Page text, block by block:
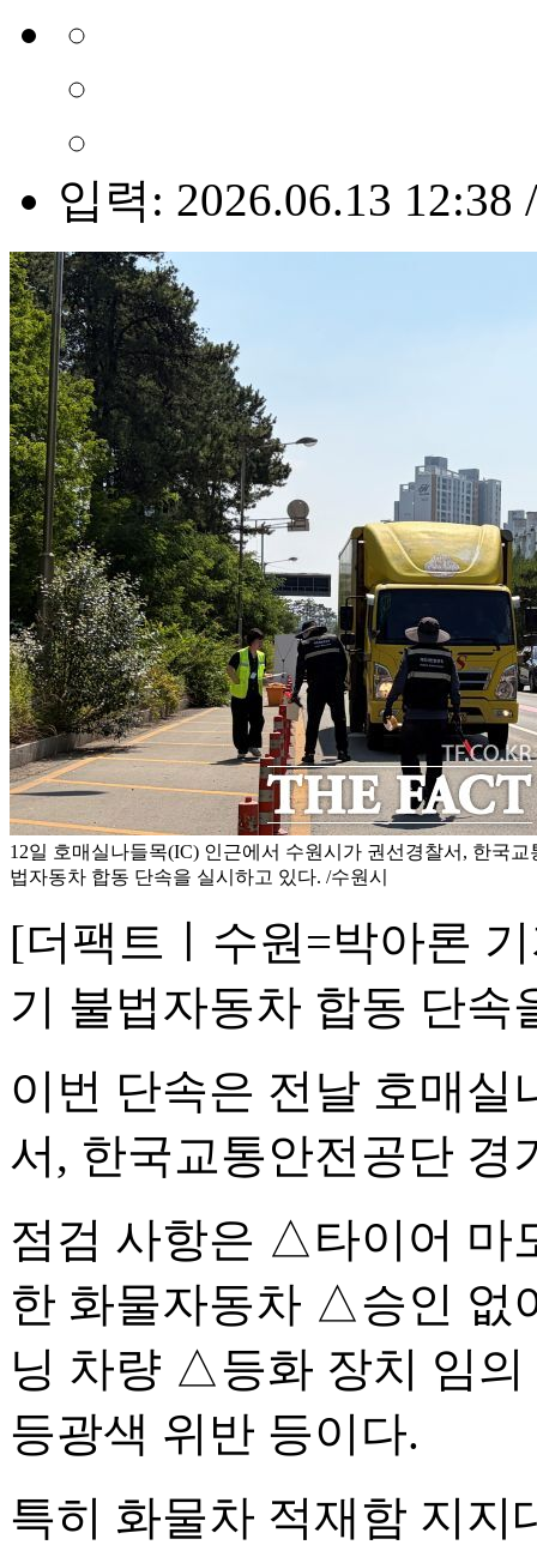
입력: 2026.06.13 12:38
12일 호매실나들목(IC) 인근에서 수원시가 권선경찰서, 한국
법자동차 합동 단속을 실시하고 있다. /수원시
[더팩트ㅣ수원=박아론
기 불법자동차 합동 단속
이번 단속은 전날 호매
서, 한국교통안전공단 경
점검 사항은 △타이어 마
한 화물자동차 △승인 없
닝 차량 △등화 장치 임
등광색 위반 등이다.
특히 화물차 적재함 지지